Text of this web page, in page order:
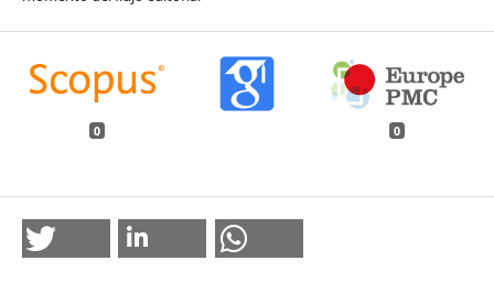
0 0